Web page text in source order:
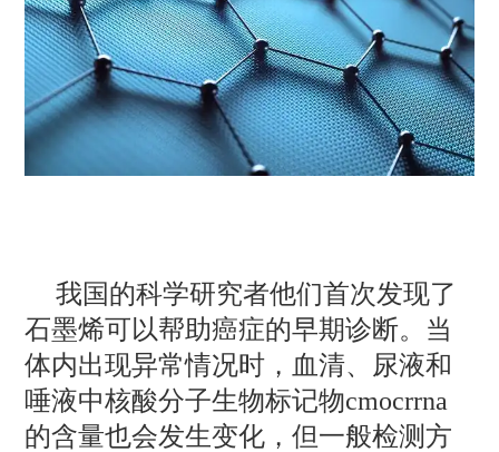
我国的科学研究者他们首次发现了
石墨烯可以帮助癌症的早期诊断。当
体内出现异常情况时，血清、尿液和
唾液中核酸分子生物标记物cmocrrna
的含量也会发生变化，但一般检测方